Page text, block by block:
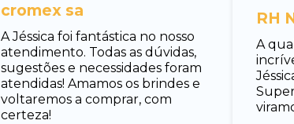
A Jéssica foi fantástica no nosso
atendimento. Todas as dúvidas,
sugestões e necessidades foram
atendidas! Amamos os brindes e
voltaremos a comprar, com
certeza!
cromex sa
A
RH